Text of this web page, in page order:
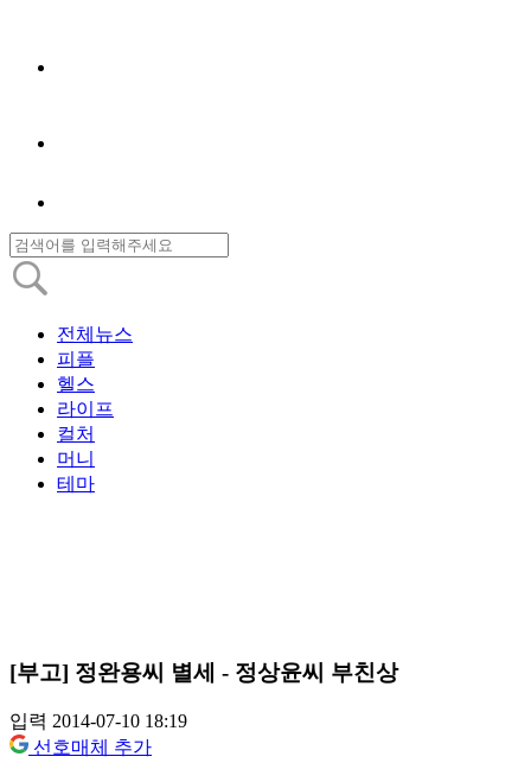
전체뉴스
피플
헬스
라이프
컬처
머니
테마
[부고] 정완용씨 별세 - 정상윤씨 부친상
입력 2014-07-10 18:19
선호매체 추가